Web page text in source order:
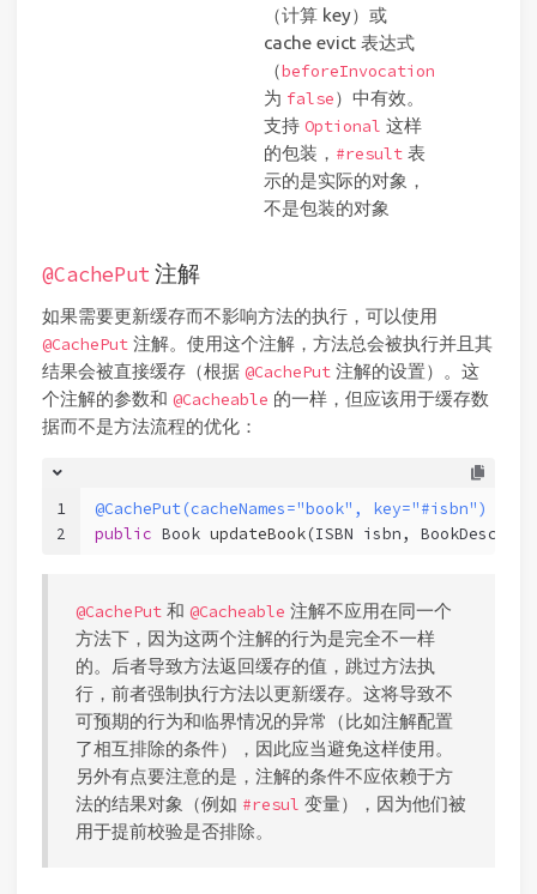
（计算 key）或
cache evict 表达式
（beforeInvocation
为 false）中有效。
支持 Optional 这样
的包装， #result表
示的是实际的对象，
不是包装的对象
@CachePut注解
如果需要更新缓存而不影响方法的执行，可以使用
@CachePut 注解。使用这个注解，方法总会被执行并且其
结果会被直接缓存（根据 @CachePut 注解的设置）。这
个注解的参数和 @Cacheable 的一样，但应该用于缓存数
据而不是方法流程的优化：
1
2
@CachePut(cacheNames="book", key="#isbn")
public Book updateBook(ISBN isbn,
@CachePut 和@Cacheable 注解不应用在同一个
方法下，因为这两个注解的行为是完全不一样
的。后者导致方法返回缓存的值，跳过方法执
行，前者强制执行方法以更新缓存。这将导致不
可预期的行为和临界情况的异常（比如注解配置
了相互排除的条件），因此应当避免这样使用。
另外有点要注意的是，注解的条件不应依赖于方
法的结果对象（例如 #resul 变量），因为他们被
用于提前校验是否排除。